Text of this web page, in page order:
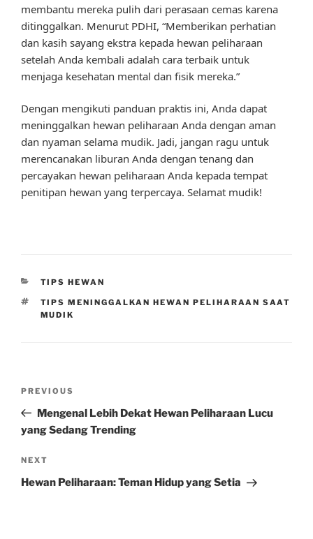
membantu mereka pulih dari perasaan cemas karena
ditinggalkan. Menurut PDHI, “Memberikan perhatian
dan kasih sayang ekstra kepada hewan peliharaan
setelah Anda kembali adalah cara terbaik untuk
menjaga kesehatan mental dan fisik mereka.”
Dengan mengikuti panduan praktis ini, Anda dapat
meninggalkan hewan peliharaan Anda dengan aman
dan nyaman selama mudik. Jadi, jangan ragu untuk
merencanakan liburan Anda dengan tenang dan
percayakan hewan peliharaan Anda kepada tempat
penitipan hewan yang terpercaya. Selamat mudik!
CATEGORIES
TIPS HEWAN
TAGS
TIPS MENINGGALKAN HEWAN PELIHARAAN SAAT
MUDIK
Previous
Post
PREVIOUS
Mengenal Lebih Dekat Hewan Peliharaan Lucu
yang Sedang Trending
Next
Post
NEXT
Hewan Peliharaan: Teman Hidup yang Setia